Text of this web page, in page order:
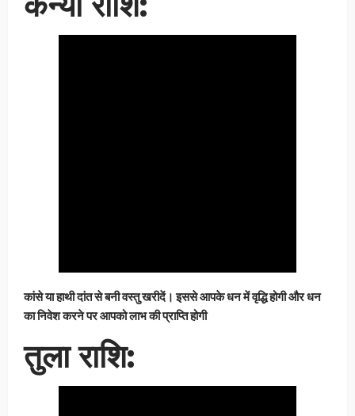
कांसे या हाथी दांत से बनी वस्तु खरीदें। इससे आपके धन में वृद्धि होगी और धन
का निवेश करने पर आपको लाभ की प्राप्ति होगी
तुला राशि: